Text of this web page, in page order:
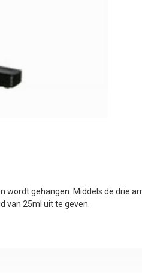
wordt gehangen. Middels de drie
van 25ml uit te geven.